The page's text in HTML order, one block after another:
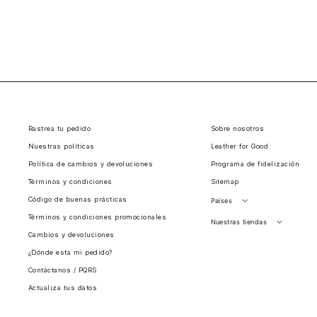
Rastrea tu pedido
Nuestras políticas
Política de cambios y devoluciones
Términos y condiciones
Código de buenas prácticas
Términos y condiciones promocionales
Cambios y devoluciones
¿Dónde esta mi pedido?
Contáctanos / PQRS
Actualiza tus datos
Sobre nosotros
Leather for Good
Programa de fidelización
Sitemap
Países
Perú
Nuestras tiendas